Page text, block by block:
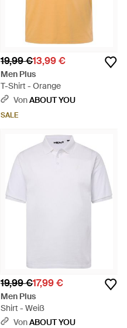
19,99 €13,99 €
Men Plus
T-Shirt - Orange
VonABOUT YOU
SALE
19,99 €17,99 €
Men Plus
Shirt - Weiß
VonABOUT YOU